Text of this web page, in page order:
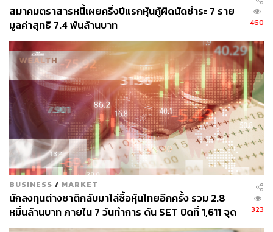
สามารถติดตาม THE STANDARD WEALTH
ผ่านแอปพลิเคชันต่างๆ ที่คุณสะดวกหรือใช้งานอยู่แล้วได้เลย
TAGS: นักลงทุนต่างชาติ ระดมทุน ตราสารหนี้
หุ้นกู้
สมาคมตลาดตราสารหนี้ไทย (ThaiBMA)
วิกฤตโควิด-19
สมาคมตราสารหนี้เผยครึ่งปีแรกหุ้นกู้ผิดนัดชำระ 7 ราย
มูลค่าสุทธิ 7.4 พันล้านบาท
460
BUSINESS / MARKET
นักลงทุนต่างชาติกลับมาไล่ซื้อหุ้นไทยอีกครั้ง รวม 2.8
หมื่นล้านบาท ภายใน 7 วันทำการ ดัน SET ปิดที่ 1,611 จุด
323